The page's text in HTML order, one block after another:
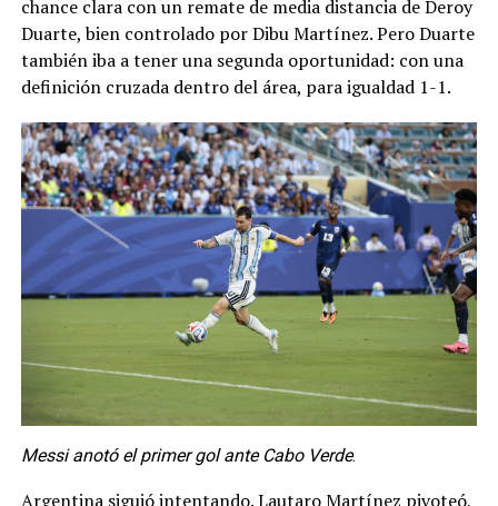
chance clara con un remate de media distancia de Deroy
Duarte, bien controlado por Dibu Martínez. Pero Duarte
también iba a tener una segunda oportunidad: con una
definición cruzada dentro del área, para igualdad 1-1.
Messi anotó el primer gol ante Cabo Verde.
Argentina siguió intentando. Lautaro Martínez pivoteó,